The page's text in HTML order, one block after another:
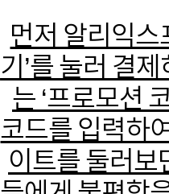
먼저 알리익스
기’를 눌러 결
는 ‘프로모션
코드를 입력하
이트를 둘러보